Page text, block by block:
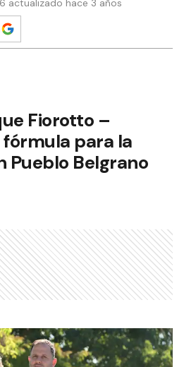
actualizado hace 3 años
Fiorotto –
para la
Pueblo Belgrano